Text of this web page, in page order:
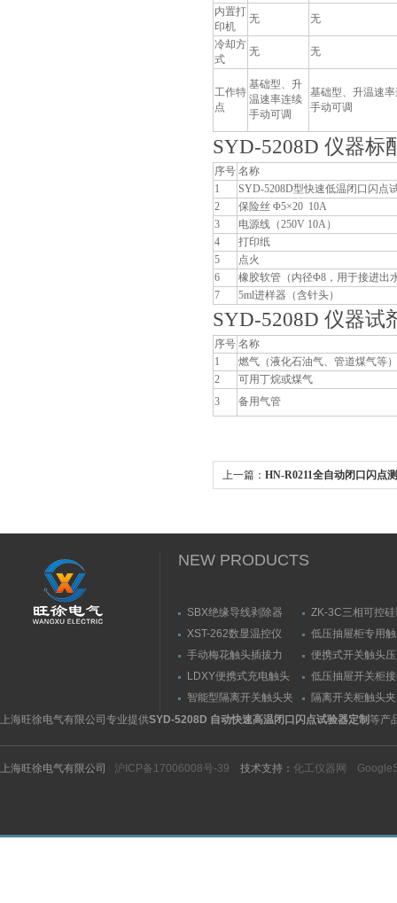
内置打
印机
无 无
冷却方
式
无 无
工作特
点
基础型、升
温速率连续
手动可调
基础型、升温速
手动可调
SYD-5208D 仪器标
序号 名称
1
SYD-5208D型快速低温闭口闪点
2
保险丝 Φ5×20 10A
3
电源线（250V 10A）
4
打印纸
5
点火
6
橡胶软管（内径Φ8，用于接进出
7
5ml进样器（含针头）
SYD-5208D 仪器试
序号 名称
1
燃气（液化石油气、管道煤气等
2
可用丁烷或煤气
3
备用气管
上一篇： HN-R0211全自动闭口闪点
NEW PRODUCTS
SBX绝缘导线剥除器
ZK-3C三相可控
触发器
XST-262数显温控仪
低压抽屉柜专用
力测量仪套装
手动梅花触头插拔力
（推拉力）测量仪
便携式开关触头
（夹紧力）测量仪
LDXY便携式充电触头
（指）夹紧力测量仪
低压抽屉开关柜
触头（夹紧力）
智能型隔离开关触头夹
紧力测试仪
隔离开关柜触头
测试仪/精度传感
上海旺徐电气有限公司专业提供SYD-5208D 自动快速高温闭口闪点试验器定制 等产
上海旺徐电气有限公司 沪ICP备17006008号-39 技术支持： 化工仪器网